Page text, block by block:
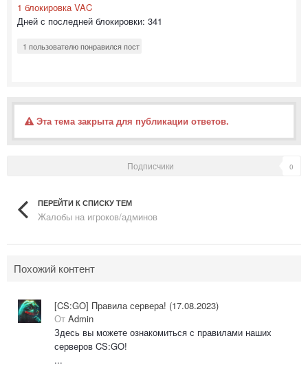
1 блокировка VAC
Дней с последней блокировки: 341
1 пользователю понравился пост
Эта тема закрыта для публикации ответов.
Подписчики 0
ПЕРЕЙТИ К СПИСКУ ТЕМ
Жалобы на игроков/админов
Похожий контент
[CS:GO] Правила сервера! (17.08.2023)
От Admin
Здесь вы можете ознакомиться с правилами наших
серверов CS:GO!
...